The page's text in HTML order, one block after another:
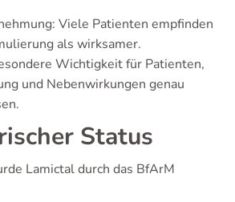
Viele Patienten empfinden
als wirksamer.
Wichtigkeit für Patienten,
und Nebenwirkungen genau
Status
Lamictal durch das BfArM